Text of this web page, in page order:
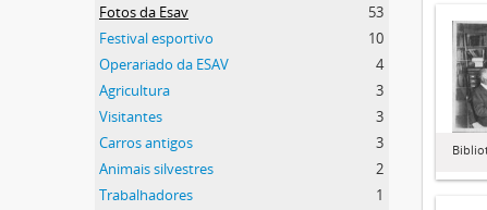
Fotos da Esav
53
Festival esportivo
10
Operariado da ESAV
4
Agricultura
3
Visitantes
3
Carros antigos
3
Animais silvestres
2
Trabalhadores
1